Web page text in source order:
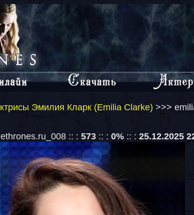
Эмилия Кларк (Emilia Clarke) >>>
:: : 573 :: : 0% :: : 25.12.2025